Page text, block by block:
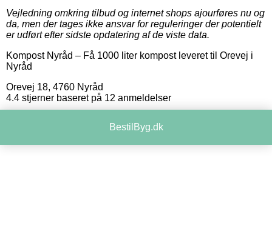
Vejledning omkring tilbud og internet shops ajourføres nu og
da, men der tages ikke ansvar for reguleringer der potentielt
er udført efter sidste opdatering af de viste data.
Kompost Nyråd – Få 1000 liter kompost leveret til Orevej i
Nyråd
Orevej 18, 4760 Nyråd
4.4 stjerner baseret på 12 anmeldelser
BestilByg.dk